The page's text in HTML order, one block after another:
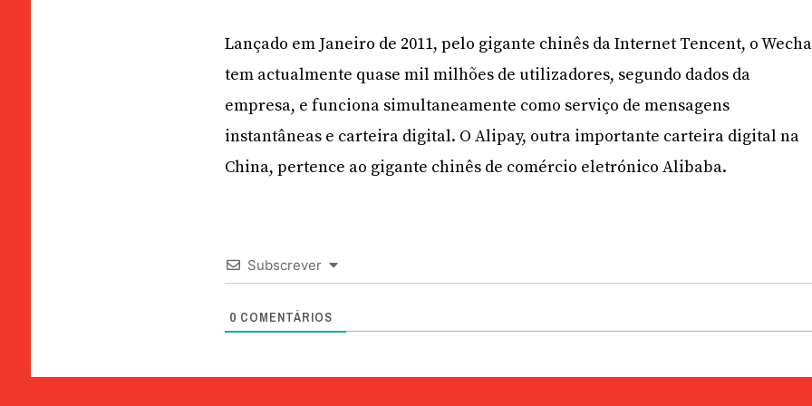
Lançado em Janeiro de 2011, pelo gigante chinês da Internet Tencent, o
tem actualmente quase mil milhões de utilizadores, segundo dados da
empresa, e funciona simultaneamente como serviço de mensagens
instantâneas e carteira digital. O Alipay, outra importante carteira digital na
China, pertence ao gigante chinês de comércio eletrónico Alibaba.
Subscrever
0 COMENTÁRIOS